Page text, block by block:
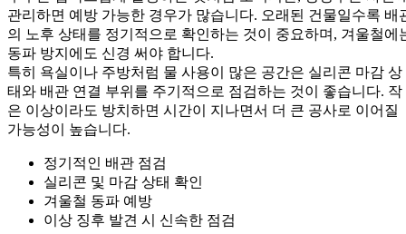
관리하면 예방 가능한 경우가 많습니다. 오래된 건물일수록 배
의 노후 상태를 정기적으로 확인하는 것이 중요하며, 겨울철에
동파 방지에도 신경 써야 합니다.
특히 욕실이나 주방처럼 물 사용이 많은 공간은 실리콘 마감 상
태와 배관 연결 부위를 주기적으로 점검하는 것이 좋습니다. 작
은 이상이라도 방치하면 시간이 지나면서 더 큰 공사로 이어질
가능성이 높습니다.
정기적인 배관 점검
실리콘 및 마감 상태 확인
겨울철 동파 예방
이상 징후 발견 시 신속한 점검